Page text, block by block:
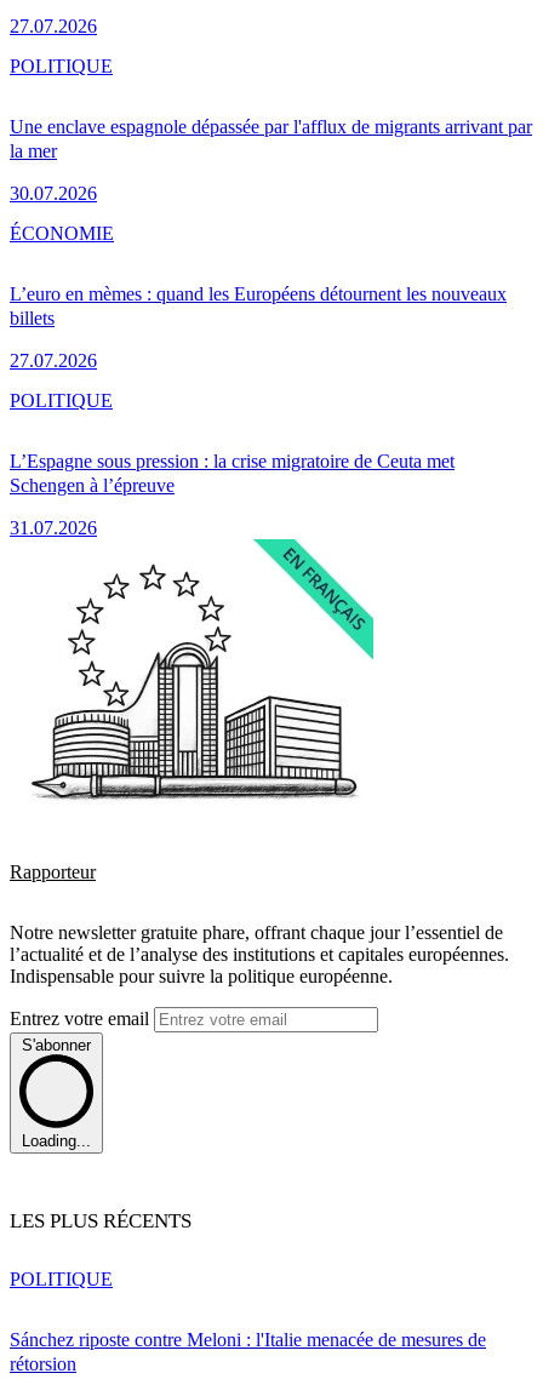
27.07.2026
Une enclave espagnole dépassée par l'afflux de migrants arrivant par
la mer
30.07.2026
POLITIQUE
L’euro en mèmes : quand les Européens détournent les nouveaux
billets
27.07.2026
ÉCONOMIE
L’Espagne sous pression : la crise migratoire de Ceuta met
Schengen à l’épreuve
31.07.2026
POLITIQUE
Rapporteur
Notre newsletter gratuite phare, offrant chaque jour l’essentiel de
l’actualité et de l’analyse des institutions et capitales européennes.
Indispensable pour suivre la politique européenne.
Entrez votre email
S'abonner
Loading...
LES PLUS RÉCENTS
Sánchez riposte contre Meloni : l'Italie menacée de mesures de
rétorsion
POLITIQUE